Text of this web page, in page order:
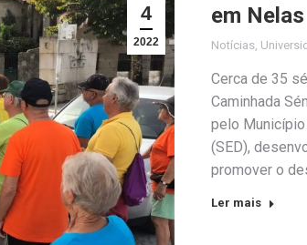
4
2022
em Nelas
Notícias
Cerca de 35
Caminhada
pelo
(SED),
promover o
Ler mais